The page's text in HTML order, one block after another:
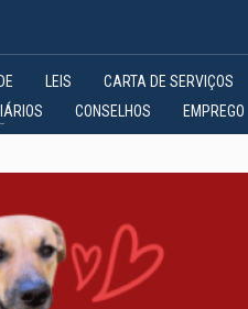
LEIS CARTA DE SERVIÇOS
CONSELHOS EMPREGO